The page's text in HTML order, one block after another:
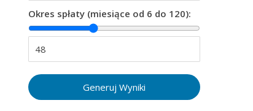
Okres spłaty (miesiące od 6 do 120):
Generuj Wyniki